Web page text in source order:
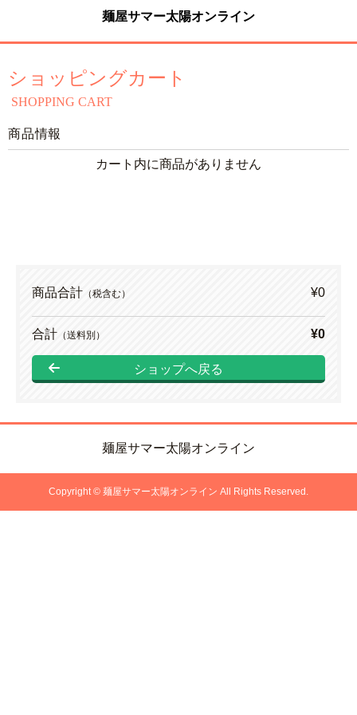
麺屋サマー太陽オンライン
SHOPPING CART
ショッピングカート
商品情報
カート内に商品がありません
商品合計 （税含む） ¥0
合計 （送料別） ¥0
ショップへ戻る
麺屋サマー太陽オンライン
Copyright © 麺屋サマー太陽オンライン All Rights Reserved.